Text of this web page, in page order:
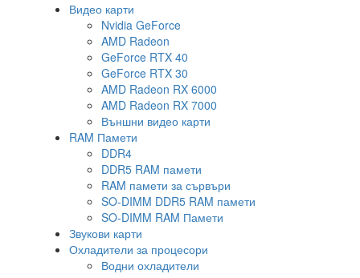
Видео карти
Nvidia GeForce
AMD Radeon
GeForce RTX 40
GeForce RTX 30
AMD Radeon RX 6000
AMD Radeon RX 7000
Външни видео карти
RAM Памети
DDR4
DDR5 RAM памети
RAM памети за сървъри
SO-DIMM DDR5 RAM памети
SO-DIMM RAM Памети
Звукови карти
Охладители за процесори
Водни охладители